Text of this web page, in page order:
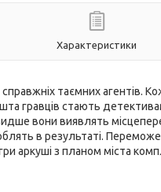
Характеристики
таємних агентів.
гравців стають
вони виявлять
в результаті.
аркуші з планом міста